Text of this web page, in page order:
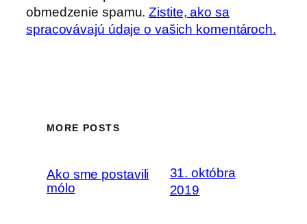
obmedzenie spamu.Zistite, ako sa
spracovávajú údaje o vašich komentároch.
MORE POSTS
Ako sme postavili
mólo
31. októbra
2019